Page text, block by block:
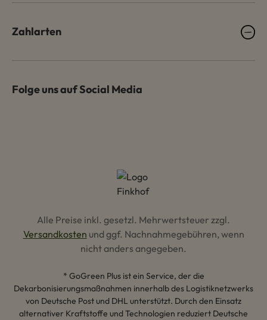
Zahlarten
Folge uns auf Social Media
Alle Preise inkl. gesetzl. Mehrwertsteuer zzgl.
Versandkosten und ggf. Nachnahmegebühren, wenn
nicht anders angegeben.
* GoGreen Plus ist ein Service, der die
Dekarbonisierungsmaßnahmen innerhalb des Logistiknetzwerks
von Deutsche Post und DHL unterstützt. Durch den Einsatz
alternativer Kraftstoffe und Technologien reduziert Deutsche